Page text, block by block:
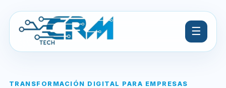
☰
TRANSFORMACIÓN DIGITAL PARA EMPRESAS